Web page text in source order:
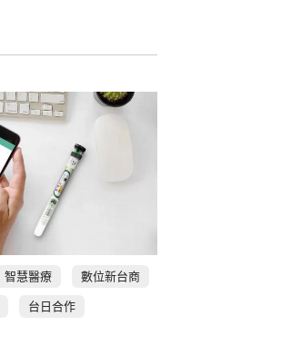
智慧醫療
數位新台商
台日合作